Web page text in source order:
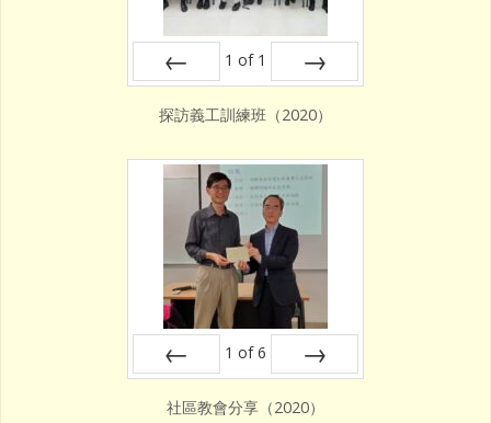
1 of 1
探訪義工訓練班（2020）
1 of 6
社區教會分享（2020）